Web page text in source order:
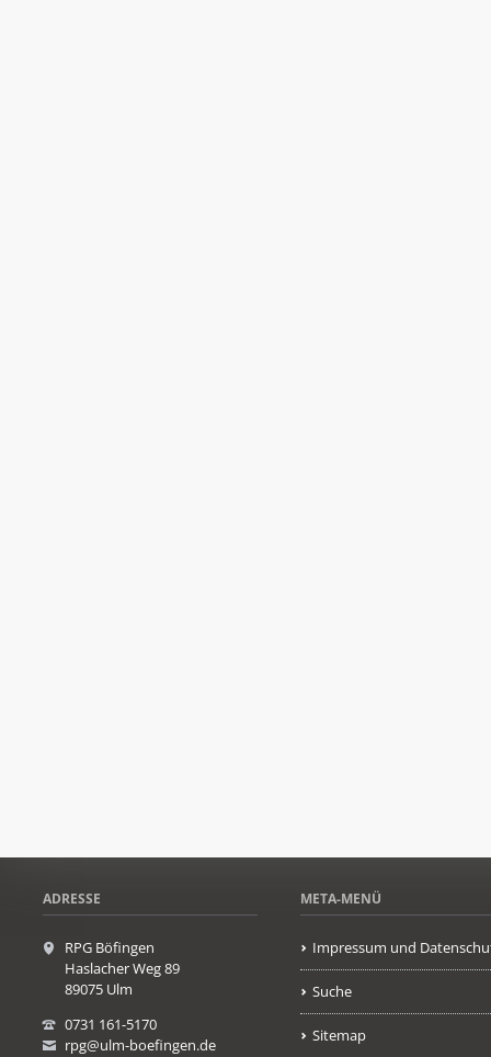
ADRESSE
RPG Böfingen
Haslacher Weg 89
89075 Ulm
0731 161-5170
rpg@ulm-boefingen.de
META-MENÜ
Impressum und
Suche
Sitemap